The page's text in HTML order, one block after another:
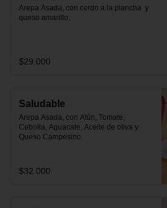
Arepa Asada, con cerdo a la plancha  y
queso amarillo.
$29.000
Saludable
Arepa Asada, con Atùn, Tomate,
Cebolla, Aguacate, Aceite de oliva y
Queso Campesino.
$32.000